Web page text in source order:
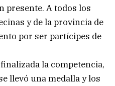
presente. A todos los
y de la provincia de
por ser partícipes de
la competencia,
llevó una medalla y los